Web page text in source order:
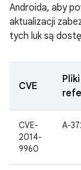
Androida, aby
aktualizacji
tych luk są
CVE
Pliki
CVE-
2014-
9960
A-